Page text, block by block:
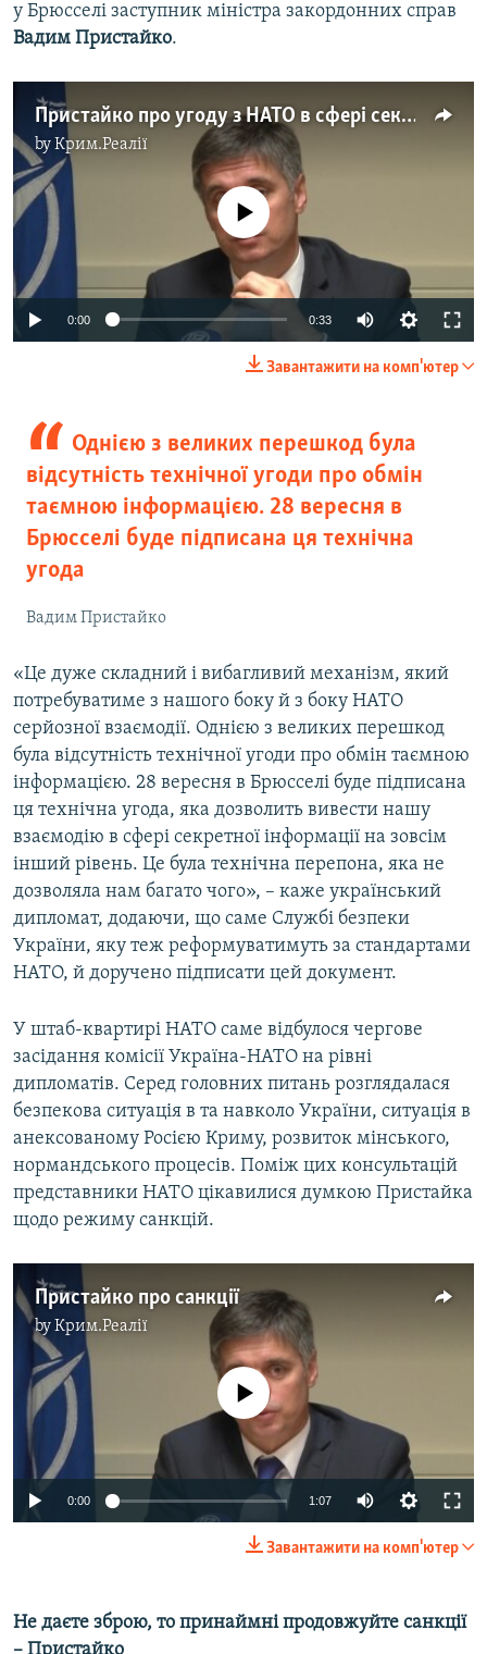
у Брюсселі заступник міністра закордонних справ
Вадим Пристайко.
Пристайко про угоду з НАТО в сфері секретної інформації
byКрим.Реалії
No media source currently available
0:00 0:33
Завантажити на комп'ютер
Однією з великих перешкод була
відсутність технічної угоди про обмін
таємною інформацією. 28 вересня в
Брюсселі буде підписана ця технічна
угода
Вадим Пристайко
«Це дуже складний і вибагливий механізм, який
потребуватиме з нашого боку й з боку НАТО
серйозної взаємодії. Однією з великих перешкод
була відсутність технічної угоди про обмін таємною
інформацією. 28 вересня в Брюсселі буде підписана
ця технічна угода, яка дозволить вивести нашу
взаємодію в сфері секретної інформації на зовсім
інший рівень. Це була технічна перепона, яка не
дозволяла нам багато чого», – каже український
дипломат, додаючи, що саме Службі безпеки
України, яку теж реформуватимуть за стандартами
НАТО, й доручено підписати цей документ.
У штаб-квартирі НАТО саме відбулося чергове
засідання комісії Україна-НАТО на рівні
дипломатів. Серед головних питань розглядалася
безпекова ситуація в та навколо України, ситуація в
анексованому Росією Криму, розвиток мінського,
нормандського процесів. Поміж цих консультацій
представники НАТО цікавилися думкою Пристайка
щодо режиму санкцій.
Пристайко про санкції
byКрим.Реалії
No media source currently available
0:00 1:07
Завантажити на комп'ютер
Не даєте зброю, то принаймні продовжуйте санкції